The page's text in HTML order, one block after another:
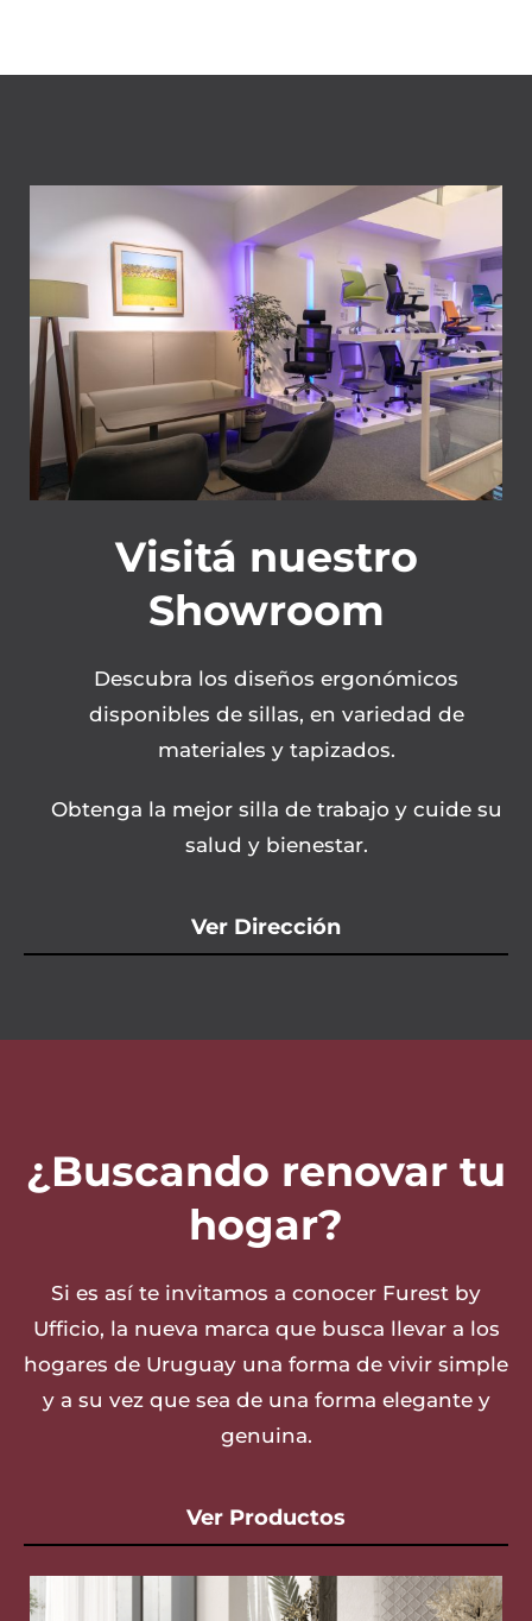
Visitá nuestro
Showroom
Descubra los diseños ergonómicos
disponibles de sillas, en variedad de
materiales y tapizados.
Obtenga la mejor silla de trabajo y cuide su
salud y bienestar.
Ver Dirección
¿Buscando renovar tu
hogar?
Si es así te invitamos a conocer Furest by
Ufficio, la nueva marca que busca llevar a los
hogares de Uruguay una forma de vivir simple
y a su vez que sea de una forma elegante y
genuina.
Ver Productos